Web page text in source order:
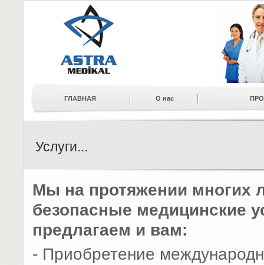
ГЛАВНАЯ О нас
Ссылки
Услуги...
Мы на протяжении многих
безопасные медицинские
предлагаем и вам:
- Приобретение